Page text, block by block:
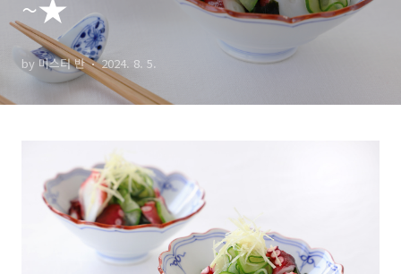
by 미스터 반 2024. 8. 5.